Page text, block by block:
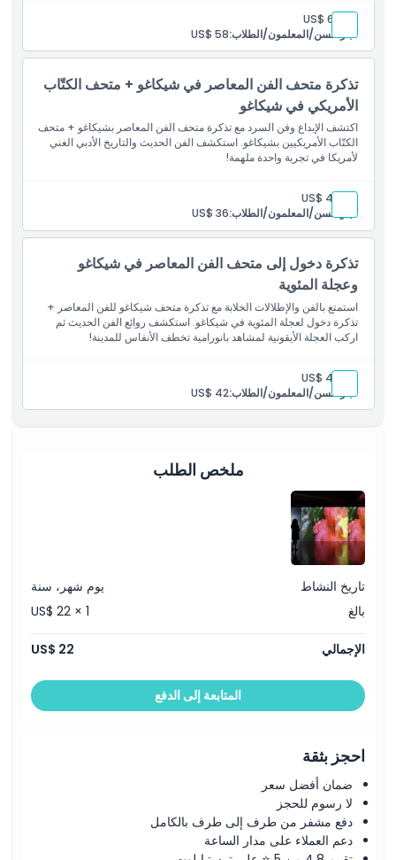
بالغ:
US$ 62
كبار السن/المعلمون/الطلاب:US$ 58
تذكرة متحف الفن المعاصر في شيكاغو + متحف الكتّاب
الأمريكي في شيكاغو
اكتشف الإبداع وفن السرد مع تذكرة متحف الفن المعاصر بشيكاغو + متحف
الكتّاب الأمريكيين بشيكاغو. استكشف الفن الحديث والتاريخ الأدبي الغني
لأمريكا في تجربة واحدة ملهمة!
بالغ:
US$ 40
كبار السن/المعلمون/الطلاب:US$ 36
تذكرة دخول إلى متحف الفن المعاصر في شيكاغو
وعجلة المئوية
استمتع بالفن والإطلالات الخلابة مع تذكرة متحف شيكاغو للفن المعاصر +
تذكرة دخول لعجلة المئوية في شيكاغو. استكشف روائع الفن الحديث ثم
اركب العجلة الأيقونية لمشاهد بانورامية تخطف الأنفاس للمدينة!
بالغ:
US$ 45
كبار السن/المعلمون/الطلاب:US$ 42
ملخص الطلب
تاريخ النشاط
يوم شهر، سنة
بالغ
US$ 22 × 1
الإجمالي US$ 22
المتابعة إلى الدفع
احجز بثقة
ضمان أفضل سعر
لا رسوم للحجز
دفع مشفر من طرف إلى طرف بالكامل
دعم العملاء على مدار الساعة